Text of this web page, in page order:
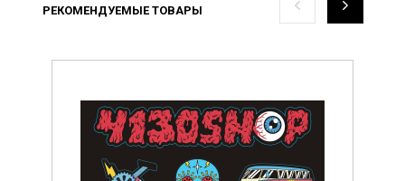
РЕКОМЕНДУЕМЫЕ ТОВАРЫ